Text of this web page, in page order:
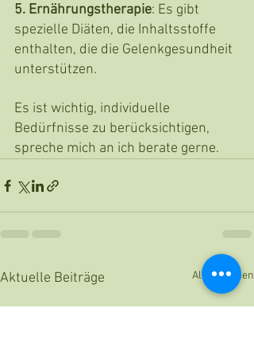
5. Ernährungstherapie: Es gibt
spezielle Diäten, die Inhaltsstoffe
enthalten, die die Gelenkgesundheit
unterstützen.
Es ist wichtig, individuelle
Bedürfnisse zu berücksichtigen,
spreche mich an ich berate gerne.
Aktuelle Beiträge Alle ansehen